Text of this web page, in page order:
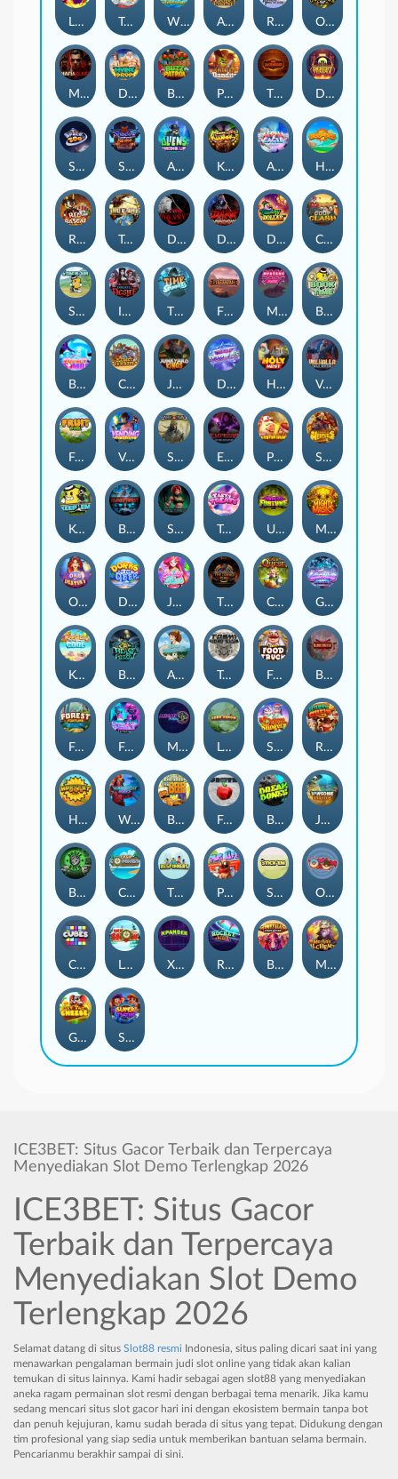
Lord Venom
The Jack & Rose
The Cursed King
Buzz Patrol
Aiko and the Wind Spirit
Booze Bash
Danny Dollar
RAINBOW PRINCESS
Jawsome Pirates
Divine Drop
Strength Of Hercules
Holy Heist
Shadow Treasure
Lucky Multifruit
Valhalla: Wild Winter
Coop Clash
Aliens Among Us
Pickle Bandits
Sand and Ashes
Red Rascal™
Mafia Clash
Dandy Diamonds
Empress of the Shadows
Fred's Food Truck
Keep 'em
Piggy Cluster Hunt
Space Zoo
Junkyard Kings
Shadow Strike
Dark Spiral
Rusty & Curly
Wishbringer
Dorks of The Deep
Benny The Beer
Bloodthirst Undead Fortune
Toshi Video Club
OmNom
Get The Cheese
Fruit Duel
Hop'n'Pop
Tai The Toad
The Respinners
Klowns
Vending Machine
Mystery Motel
Harvest Wilds
Immortal Desire
Orb of Destiny
Stack'em
Keep 'em Cool
Pug Life
Beast Below
Temple of Torment
Let It Snow
Cash Compass
Miami Multiplier
Clumsy Cowboys
Amazing Miceketeers
Warrior Ways Break Bones
Forest Fortune
Buffalo Stack'n'Sync
Dark Summoning
Desert Temple
Book of Time
Super Twins
Jelly Slice
Stick'em
Feel The Beat Snow Slingers
Rocket Reels
Xpander
Time Spinners
Mighty Masks
Outlasw Inc
BOUNCY BOMBS
Tasty Treats
Cash Quest
Alpha Eagle
Frutz
Gronk's Gems
Cubes
Fireborn
Blademaster
Merlin's Alchemy
ICE3BET: Situs Gacor Terbaik dan Terpercaya
Menyediakan Slot Demo Terlengkap 2026
ICE3BET: Situs Gacor
Terbaik dan Terpercaya
Menyediakan Slot Demo
Terlengkap 2026
Selamat datang di situs Slot88 resmi Indonesia, situs paling dicari saat ini yang
menawarkan pengalaman bermain judi slot online yang tidak akan kalian
temukan di situs lainnya. Kami hadir sebagai agen slot88 yang menyediakan
aneka ragam permainan slot resmi dengan berbagai tema menarik. Jika kamu
sedang mencari situs slot gacor hari ini dengan ekosistem bermain tanpa bot
dan penuh kejujuran, kamu sudah berada di situs yang tepat. Didukung dengan
tim profesional yang siap sedia untuk memberikan bantuan selama bermain.
Pencarianmu berakhir sampai di sini.